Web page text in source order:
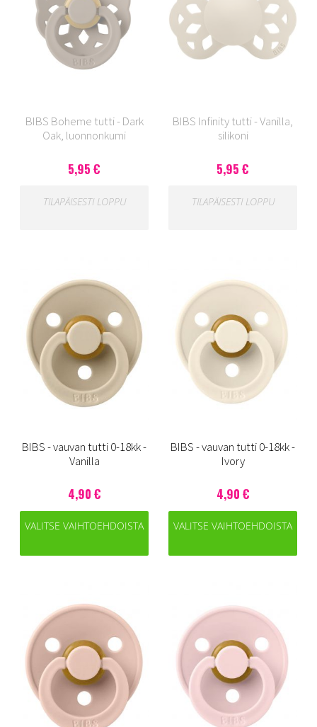
BIBS Boheme tutti - Dark
Oak, luonnonkumi
5,95 €
TILAPÄISESTI LOPPU
BIBS Infinity tutti - Vanilla,
silikoni
5,95 €
TILAPÄISESTI LOPPU
BIBS - vauvan tutti 0-18kk -
Vanilla
4,90 €
VALITSE VAIHTOEHDOISTA
BIBS - vauvan tutti 0-18kk -
Ivory
4,90 €
VALITSE VAIHTOEHDOISTA